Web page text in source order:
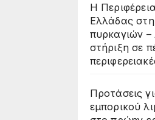
Η
Ελλάδας
πυρκαγιών –
στήριξη σε
Προτάσεις
εμπορικού